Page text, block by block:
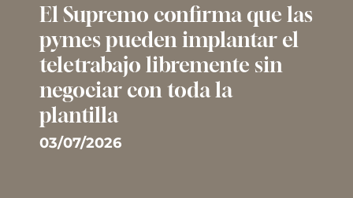
El Supremo confirma que las
pymes pueden implantar el
teletrabajo libremente sin
negociar con toda la
plantilla
03/07/2026